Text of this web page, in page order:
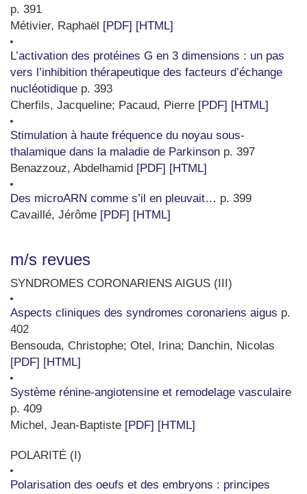
p. 391
Métivier, Raphaël [PDF] [HTML]
L’activation des protéines G en 3 dimensions : un pas
vers l’inhibition thérapeutique des facteurs d’échange
nucléotidique p. 393
Cherfils, Jacqueline; Pacaud, Pierre [PDF] [HTML]
Stimulation à haute fréquence du noyau sous-
thalamique dans la maladie de Parkinson p. 397
Benazzouz, Abdelhamid [PDF] [HTML]
Des microARN comme s’il en pleuvait… p. 399
Cavaillé, Jérôme [PDF] [HTML]
m/s revues
SYNDROMES CORONARIENS AIGUS (III)
Aspects cliniques des syndromes coronariens aigus p.
402
Bensouda, Christophe; Otel, Irina; Danchin, Nicolas
[PDF] [HTML]
Système rénine-angiotensine et remodelage vasculaire
p. 409
Michel, Jean-Baptiste [PDF] [HTML]
POLARITÉ (I)
Polarisation des oeufs et des embryons : principes